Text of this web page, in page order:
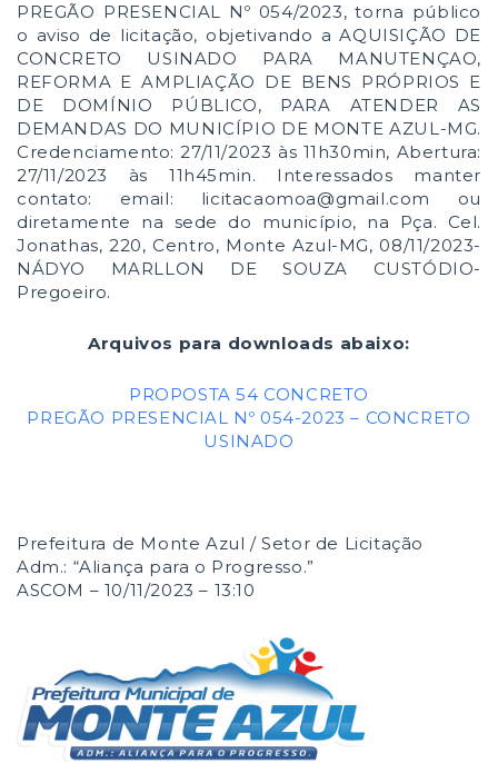
PREGÃO PRESENCIAL Nº 054/2023, torna público
o aviso de licitação, objetivando a AQUISIÇÃO DE
CONCRETO USINADO PARA MANUTENÇAO,
REFORMA E AMPLIAÇÃO DE BENS PRÓPRIOS E
DE DOMÍNIO PÚBLICO, PARA ATENDER AS
DEMANDAS DO MUNICÍPIO DE MONTE AZUL-MG.
Credenciamento: 27/11/2023 às 11h30min, Abertura:
27/11/2023 às 11h45min. Interessados manter
contato: email: licitacaomoa@gmail.com ou
diretamente na sede do município, na Pça. Cel.
Jonathas, 220, Centro, Monte Azul-MG, 08/11/2023-
NÁDYO MARLLON DE SOUZA CUSTÓDIO-
Pregoeiro.
Arquivos para downloads abaixo:
PROPOSTA 54 CONCRETO
PREGÃO PRESENCIAL Nº 054-2023 – CONCRETO
USINADO
Prefeitura de Monte Azul / Setor de Licitação
Adm.: “Aliança para o Progresso.”
ASCOM – 10/11/2023 – 13:10